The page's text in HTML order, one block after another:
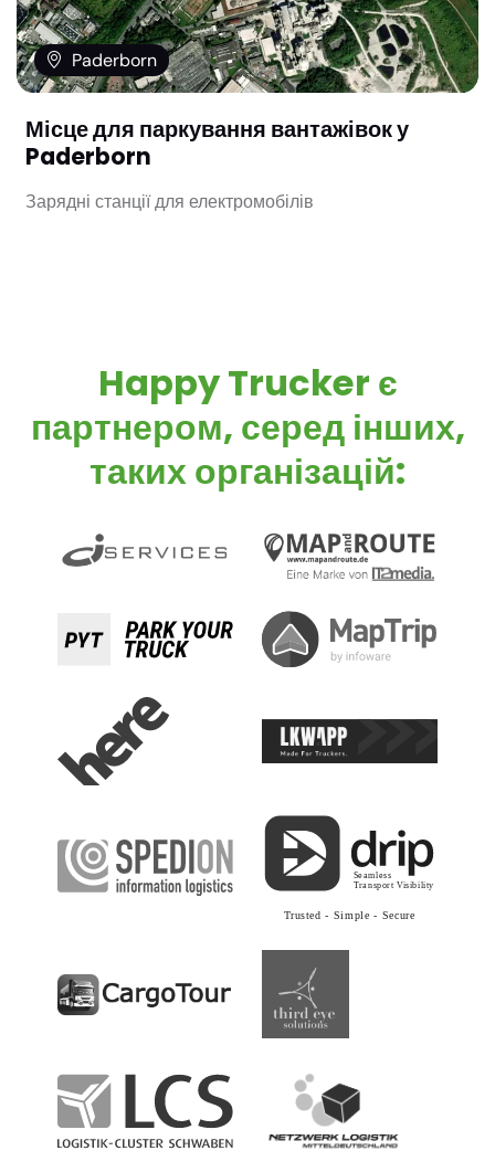
Paderborn
Місце для паркування вантажівок у
Paderborn
Зарядні станції для електромобілів
Happy Trucker є
партнером, серед інших,
таких організацій: